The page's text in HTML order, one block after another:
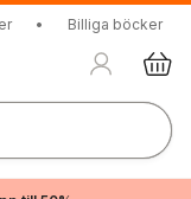
• Billiga böcker